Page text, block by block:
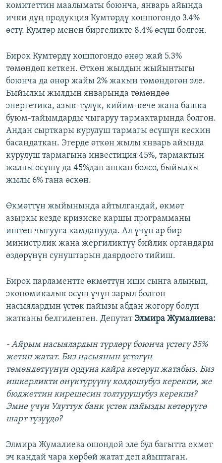
комитеттин маалыматы боюнча, январь айында
ички дүң продукция Кумтөрдү кошпогондо 3.4%
өстү. Кумтөр менен биргеликте 8.4% өсүш болгон.
Бирок Кумтөрдү кошпогондо өнөр жай 5.3%
төмөндөп кеткен. Өткөн жылдын жыйынтыгы
боюнча да өнөр жайы 2% жакын төмөндөгөн эле.
Быйылкы жылдын январында төмөндөө
энергетика, азык-түлүк, кийим-кече жана башка
буюм-тайымдарды чыгаруу тармактарында болгон.
Андан сырткары курулуш тармагы өсүшүн кескин
басаңдаткан. Эгерде өткөн жылы январь айында
курулуш тармагына инвестиция 45%, тармактын
жалпы өсүшү да 45%дан ашкан болсо, быйылкы
жылы 6% гана өскөн.
Өкмөттүн жыйынында айтылгандай, өкмөт
азыркы кезде кризиске каршы программаны
иштеп чыгууга камданууда. Ал үчүн ар бир
министрлик жана жергиликтүү бийлик органдары
өздөрүнүн сунуштарын даярдоого тийиш.
Бирок парламентте өкмөттүн иши сынга алынып,
экономикалык өсүш үчүн зарыл болгон
насыялардын үстөк пайызы абдан жогору болуп
жатканы белгиленген. Депутат Элмира Жумалиева:
- Айрым насыялардын түрлөрү боюнча үстөгү 35%
жетип жатат. Биз насыянын үстөгүн
төмөндөтүүнүн ордуна кайра көтөрүп жатабыз. Биз
ишкерликти өнүктүрүүнү колдошубуз керекпи, же
бюджеттин кирешесин толтурушубуз керекпи?
Эмне үчүн Улуттук банк үстөк пайызды көтөрүүгө
шарт түзүүдө?
Элмира Жумалиева ошондой эле бул багытта өкмөт
эч кандай чара көрбөй жатат деп айыптаган.